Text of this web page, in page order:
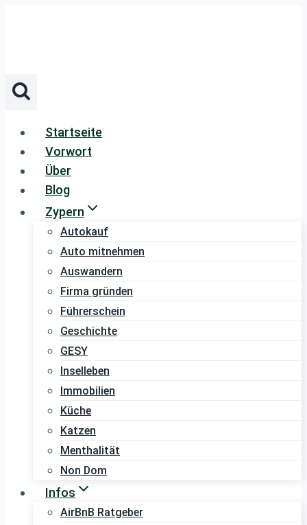
Startseite
Vorwort
Über
Blog
Zypern
Autokauf
Auto mitnehmen
Auswandern
Firma gründen
Führerschein
Geschichte
GESY
Inselleben
Immobilien
Küche
Katzen
Menthalität
Non Dom
Infos
AirBnB Ratgeber